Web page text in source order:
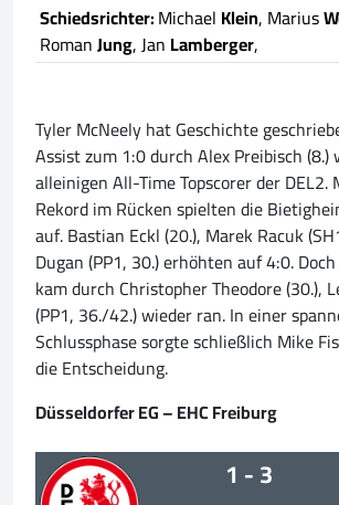
Schiedsrichter:Michael Klein, Marius
RomanJung, Jan Lamberger,
Tyler McNeely hat Geschichte
Assist zum 1:0 durch Alex Preibisch
alleinigen All-Time Topscorer der DEL2.
Rekord im Rücken spielten die
auf. Bastian Eckl (20.), Marek Racuk
Dugan (PP1, 30.) erhöhten auf 4:0.
kam durch Christopher Theodore (30.),
(PP1, 36./42.) wieder ran. In einer
Schlussphase sorgte schließlich Mike
die Entscheidung.
Düsseldorfer EG – EHC Freiburg
1 - 3